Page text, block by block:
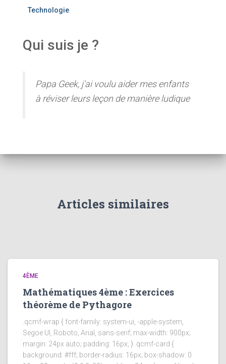
Technologie
Qui suis je ?
Papa Geek, j'ai voulu aider mes enfants
à réviser leurs leçon de manière ludique
Articles similaires
4ÈME
Mathématiques 4ème : Exercices
théorème de Pythagore
.qcmf-wrap { font-family: system-ui, -apple-system,
Segoe UI, Roboto, Arial, sans-serif; max-width: 900px;
margin: 24px auto; padding: 16px; } .qcmf-card {
background: #fff; border-radius: 16px; box-shadow: 0